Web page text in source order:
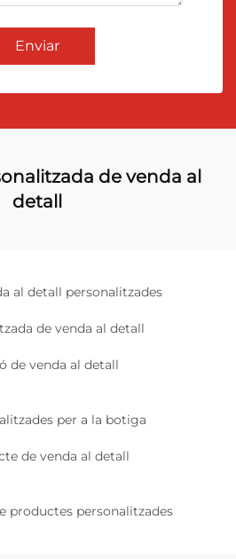
Enviar
de venda al
detall
al detall personalitzades
de venda al detall
de venda al detall
per a la botiga
de venda al detall
productes personalitzades